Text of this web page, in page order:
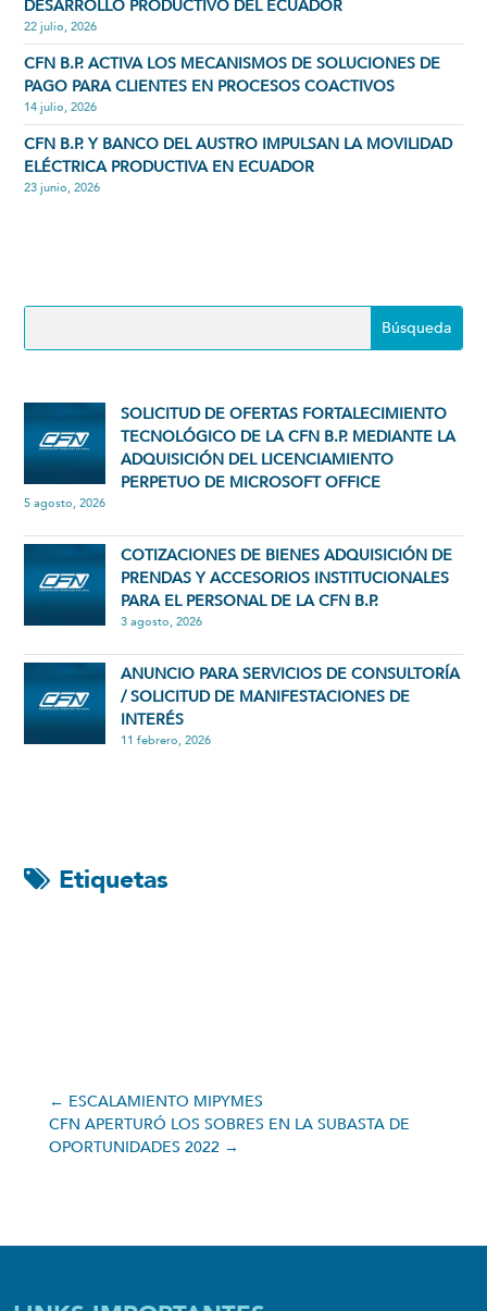
DESARROLLO PRODUCTIVO DEL ECUADOR
22 julio, 2026
CFN B.P. ACTIVA LOS MECANISMOS DE SOLUCIONES DE
PAGO PARA CLIENTES EN PROCESOS COACTIVOS
14 julio, 2026
CFN B.P. Y BANCO DEL AUSTRO IMPULSAN LA MOVILIDAD
ELÉCTRICA PRODUCTIVA EN ECUADOR
23 junio, 2026
SOLICITUD DE OFERTAS FORTALECIMIENTO
TECNOLÓGICO DE LA CFN B.P. MEDIANTE LA
ADQUISICIÓN DEL LICENCIAMIENTO
PERPETUO DE MICROSOFT OFFICE
5 agosto, 2026
COTIZACIONES DE BIENES ADQUISICIÓN DE
PRENDAS Y ACCESORIOS INSTITUCIONALES
PARA EL PERSONAL DE LA CFN B.P.
3 agosto, 2026
ANUNCIO PARA SERVICIOS DE CONSULTORÍA
/ SOLICITUD DE MANIFESTACIONES DE
INTERÉS
11 febrero, 2026
Etiquetas
← ESCALAMIENTO MIPYMES
CFN APERTURÓ LOS SOBRES EN LA SUBASTA DE
OPORTUNIDADES 2022→